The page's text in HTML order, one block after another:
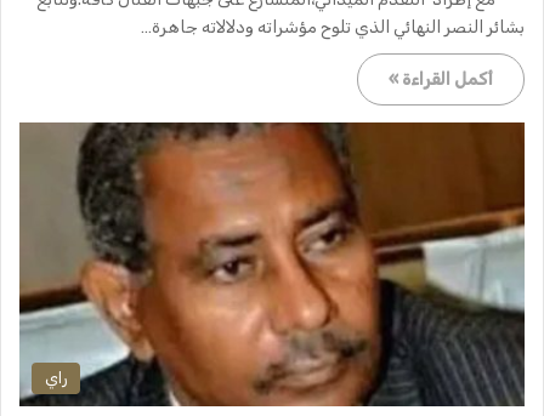
بشائر النصر النهائي الذي تلوح مؤشراته ودلالاته جاهرة…
أكمل القراءة »
راي